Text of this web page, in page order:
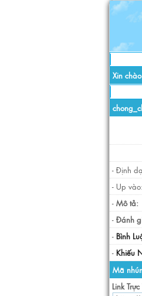
Xin
- Định
- Up vào:
- Mô tả:
- Đánh
- Bình
- Khiếu
Mã
Link